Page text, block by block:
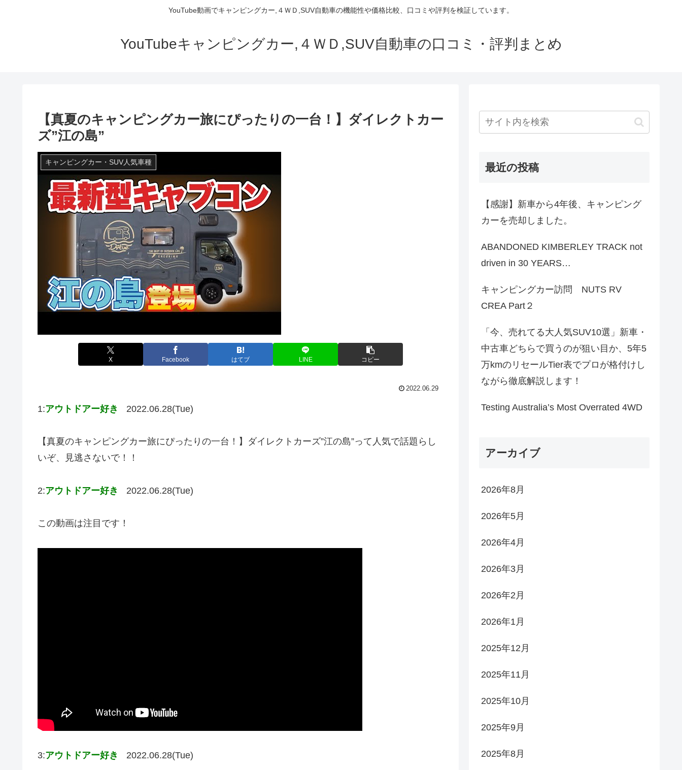
YouTube動画でキャンピングカー,４ＷＤ,SUV自動車の機能性や価格比較、口コミや評判を検証しています。
YouTubeキャンピングカー,４ＷＤ,SUV自動車の口コミ・評判まとめ
【真夏のキャンピングカー旅にぴったりの一台！】ダイレクトカー
ズ”江の島”
キャンピングカー・SUV人気車種
X Facebook はてブ LINE コピー
2022.06.29
1:アウトドアー好き 2022.06.28(Tue)
【真夏のキャンピングカー旅にぴったりの一台！】ダイレクトカーズ”江の島”って人気で話題らし
いぞ、見逃さないで！！
2:アウトドアー好き 2022.06.28(Tue)
この動画は注目です！
3:アウトドアー好き 2022.06.28(Tue)
最近の投稿
【感謝】新車から4年後、キャンピング
カーを売却しました。
ABANDONED KIMBERLEY TRACK not
driven in 30 YEARS…
キャンピングカー訪問 NUTS RV
CREA Part２
「今、売れてる大人気SUV10選」新車・
中古車どちらで買うのが狙い目か、5年5
万kmのリセールTier表でプロが格付けし
ながら徹底解説します！
Testing Australia’s Most Overrated 4WD
アーカイブ
2026年8月
2026年5月
2026年4月
2026年3月
2026年2月
2026年1月
2025年12月
2025年11月
2025年10月
2025年9月
2025年8月